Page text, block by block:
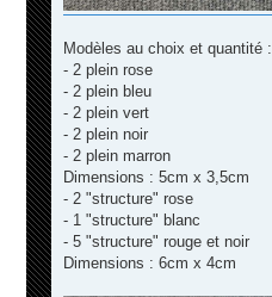
Modèles au choix et quantité :
- 2 plein rose
- 2 plein bleu
- 2 plein vert
- 2 plein noir
- 2 plein marron
Dimensions : 5cm x 3,5cm
- 2 "structure" rose
- 1 "structure" blanc
- 5 "structure" rouge et noir
Dimensions : 6cm x 4cm